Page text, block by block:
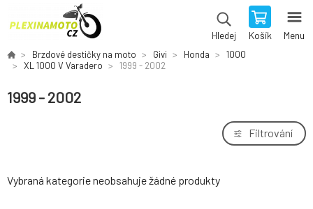
Hledej Košík Menu
Brzdové destičky na moto Givi Honda
1000
XL 1000 V Varadero
1999 - 2002
1999 - 2002
Filtrování
Vybraná kategorie neobsahuje žádné produkty